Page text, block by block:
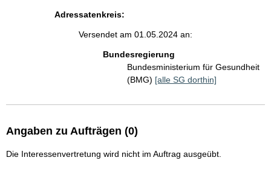
Adressatenkreis:
Versendet am 01.05.2024 an:
Bundesregierung
Bundesministerium für Gesundheit
(BMG) [alle SG dorthin]
Angaben zu Aufträgen (0)
Die Interessenvertretung wird nicht im Auftrag ausgeübt.